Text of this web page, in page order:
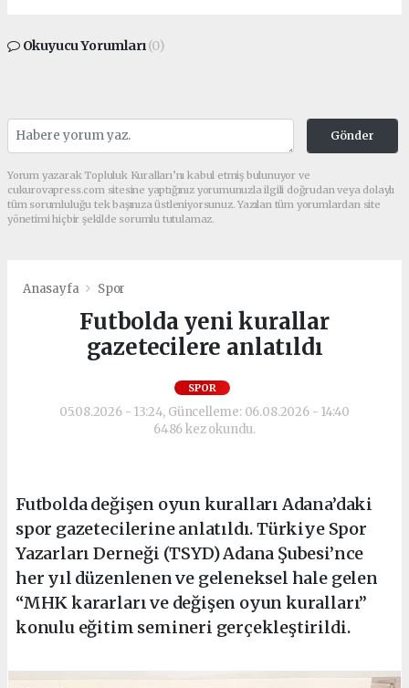
Okuyucu Yorumları(0)
Gönder
Yorum yazarak Topluluk Kuralları’nı kabul etmiş bulunuyor ve
cukurovapress.com sitesine yaptığınız yorumunuzla ilgili doğrudan veya dolaylı
tüm sorumluluğu tek başınıza üstleniyorsunuz. Yazılan tüm yorumlardan site
yönetimi hiçbir şekilde sorumlu tutulamaz.
Anasayfa Spor
Futbolda yeni kurallar
gazetecilere anlatıldı
SPOR
05.08.2026 - 13:24, Güncelleme: 06.08.2026 - 14:40
6486 kez okundu.
Futbolda değişen oyun kuralları Adana’daki
spor gazetecilerine anlatıldı. Türkiye Spor
Yazarları Derneği (TSYD) Adana Şubesi’nce
her yıl düzenlenen ve geleneksel hale gelen
“MHK kararları ve değişen oyun kuralları”
konulu eğitim semineri gerçekleştirildi.